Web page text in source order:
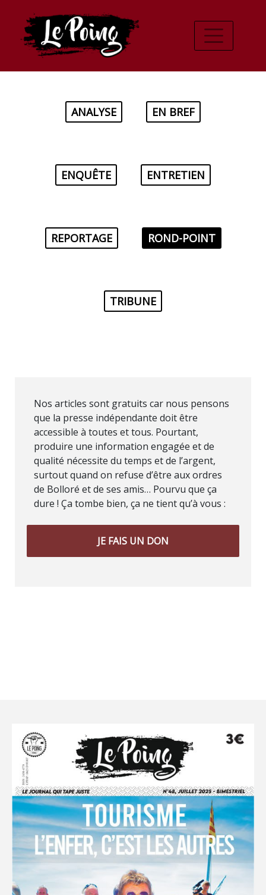
ANALYSE EN BREF
ENQUÊTE ENTRETIEN
REPORTAGE ROND-POINT
TRIBUNE
Nos articles sont gratuits car nous pensons
que la presse indépendante doit être
accessible à toutes et tous. Pourtant,
produire une information engagée et de
qualité nécessite du temps et de l’argent,
surtout quand on refuse d’être aux ordres
de Bolloré et de ses amis… Pourvu que ça
dure ! Ça tombe bien, ça ne tient qu’à vous :
JE FAIS UN DON